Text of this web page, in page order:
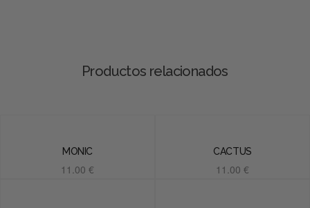
Productos relacionados
MONIC
11.00 €
CACTUS
11.00 €